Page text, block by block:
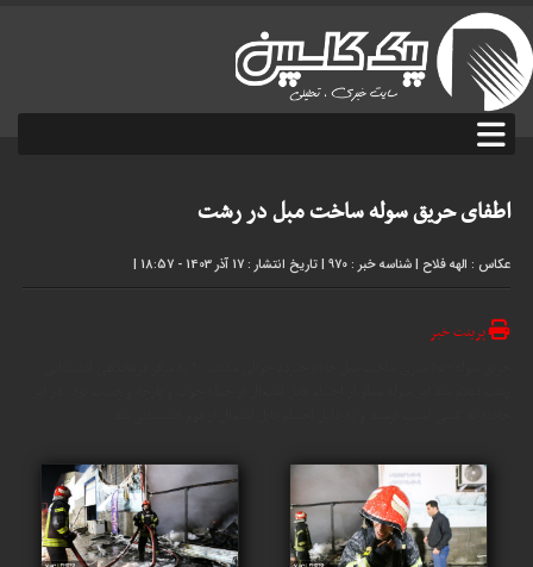
اطفای حریق سوله ساخت مبل در رشت
عکاس : الهه فلاح |شناسه خبر : 970 |تاریخ انتشار : 17 آذر 1403 - 18:57 |
پرینت خبر